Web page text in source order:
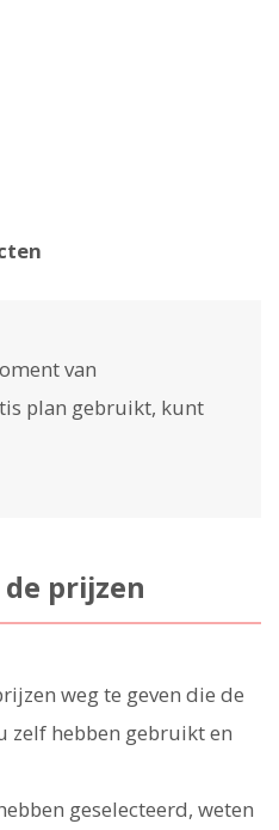
van
plan gebruikt, kunt
prijzen
weg te geven die de
zelf hebben gebruikt en
geselecteerd, weten